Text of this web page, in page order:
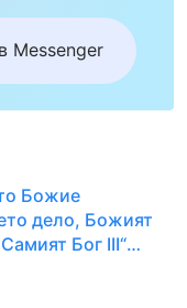
Messenger
Божие
дело, Божият
Бог III“